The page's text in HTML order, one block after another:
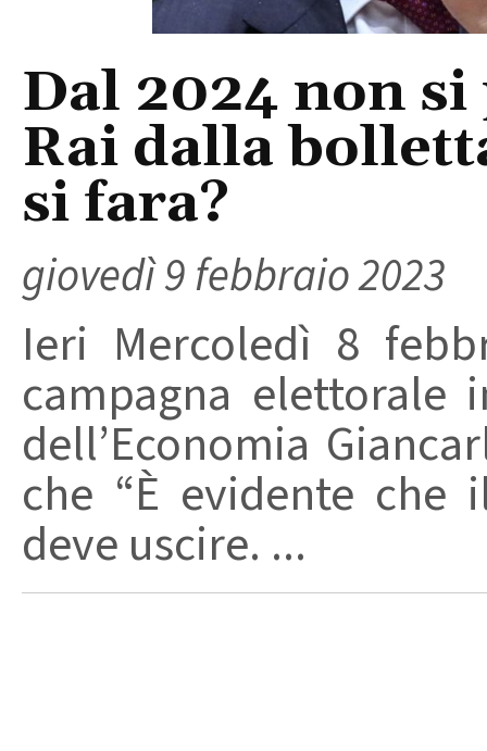
Dal 2024 non
Rai dalla
si fara?
giovedì 9 febbraio 2023
Ieri Mercoledì 8
campagna elettorale
dell’Economia
che “È evidente
deve uscire. ...